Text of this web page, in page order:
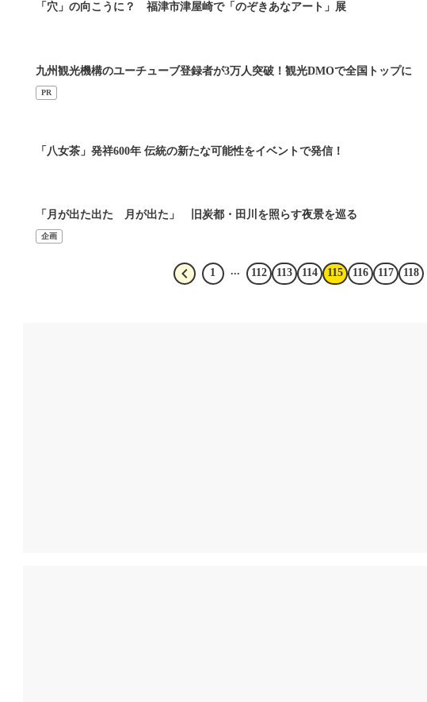
「穴」の向こうに？ 福津市津屋崎で「のぞきあなアート」展
九州観光機構のユーチューブ登録者が3万人突破！観光DMOで全国トップに
PR
「八女茶」発祥600年 伝統の新たな可能性をイベントで発信！
「月が出た出た 月が出た」 旧炭都・田川を照らす夜景を巡る
企画
1 ... 112 113 114 115 116 117 118